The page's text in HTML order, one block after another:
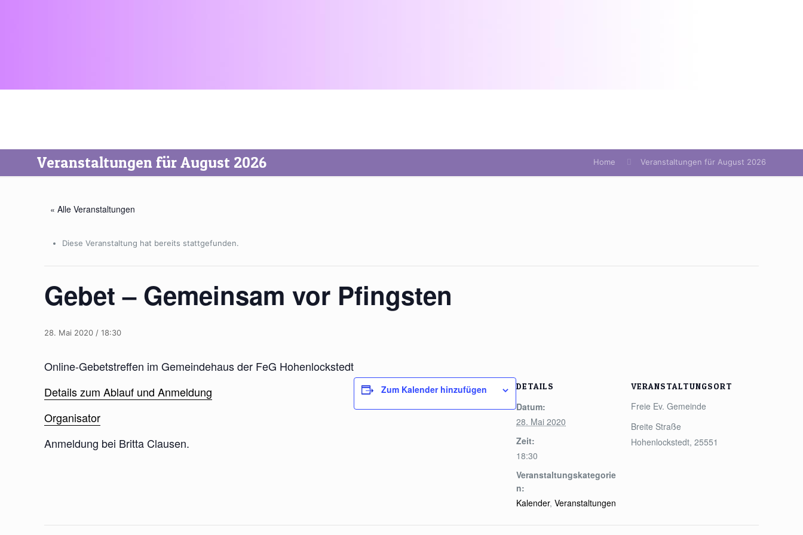
Veranstaltungen für August 2026 Home Veranstaltungen für August 2026
« Alle Veranstaltungen
Diese Veranstaltung hat bereits stattgefunden.
Gebet – Gemeinsam vor Pfingsten
28. Mai 2020 / 18:30
Online-Gebetstreffen im Gemeindehaus der FeG Hohenlockstedt
Details zum Ablauf und Anmeldung
Organisator
Anmeldung bei Britta Clausen.
Zum Kalender hinzufügen DETAILS
Datum:
28. Mai 2020
Zeit:
18:30
Veranstaltungskategorie
n:
Kalender,Veranstaltungen
VERANSTALTUNGSORT
Freie Ev. Gemeinde
Breite Straße
Hohenlockstedt, 25551